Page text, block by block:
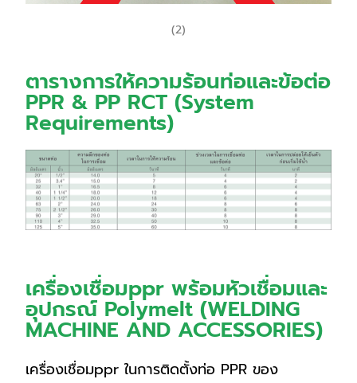
(2)
ตารางการให้ความร้อนท่อและข้อต่อ
PPR & PP RCT (System
Requirements)
เครื่องเชื่อมppr พร้อมหัวเชื่อมและ
อุปกรณ์ Polymelt (WELDING
MACHINE AND ACCESSORIES)
เครื่องเชื่อมppr ในการติดตั้งท่อ PPR ของ